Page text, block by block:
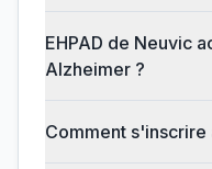
EHPAD de Neuvic
Alzheimer ?
Comment s'inscrire